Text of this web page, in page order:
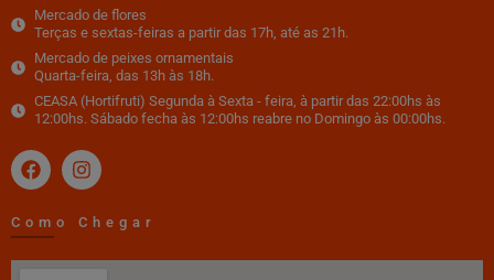
Mercado de flores
Terças e sextas-feiras a partir das 17h, até as 21h.
Mercado de peixes ornamentais
Quarta-feira, das 13h às 18h.
CEASA (Hortifruti) Segunda à Sexta - feira, à partir das 22:00hs às
12:00hs. Sábado fecha às 12:00hs reabre no Domingo às 00:00hs.
Como Chegar